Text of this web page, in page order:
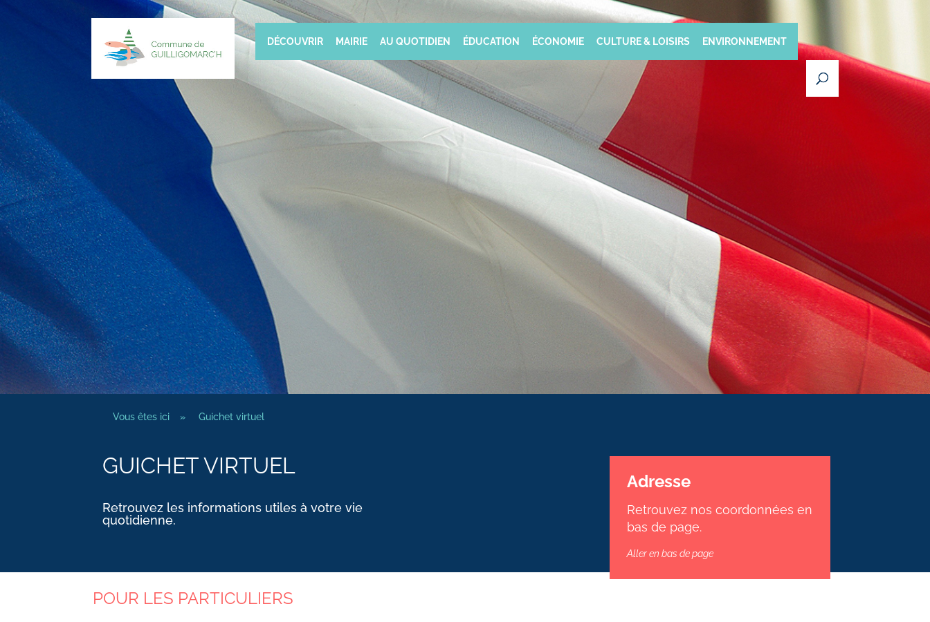
DÉCOUVRIR MAIRIE AU QUOTIDIEN ÉDUCATION ÉCONOMIE CULTURE & LOISIRS ENVIRONNEMENT
Vous êtes ici » Guichet virtuel
GUICHET VIRTUEL
Retrouvez les informations utiles à votre vie
quotidienne.
Adresse
Retrouvez nos coordonnées en
bas de page.
Aller en bas de page
POUR LES PARTICULIERS